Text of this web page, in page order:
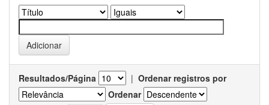
Resultados/Página | Ordenar registros por
Ordenar